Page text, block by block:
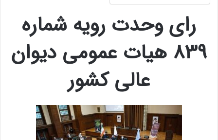
رای وحدت رویه شماره
839 هیات‌ عمومی دیوان
‌عالی ‌کشور